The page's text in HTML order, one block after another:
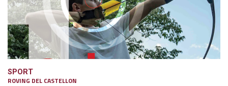
SPORT
ROVING DEL CASTELLON